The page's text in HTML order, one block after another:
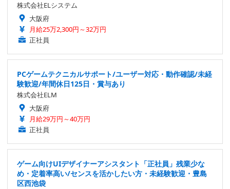
株式会社ELシステム
大阪府
月給25万2,300円～32万円
正社員
PCゲームテクニカルサポート/ユーザー対応・動作確認/未経
験歓迎/年間休日125日・賞与あり
株式会社ELM
大阪府
月給29万円～40万円
正社員
ゲーム向けUIデザイナーアシスタント「正社員」残業少な
め・定着率高い/センスを活かしたい方・未経験歓迎・豊島
区西池袋